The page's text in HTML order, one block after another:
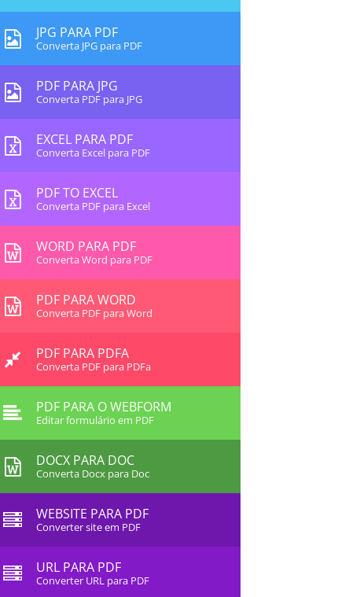
JPG PARA PDF
Converta JPG para PDF
PDF PARA JPG
Converta PDF para JPG
EXCEL PARA PDF
Converta Excel para PDF
PDF TO EXCEL
Converta PDF para Excel
WORD PARA PDF
Converta Word para PDF
PDF PARA WORD
Converta PDF para Word
PDF PARA PDFA
Converta PDF para PDFa
PDF PARA O WEBFORM
Editar formulário em PDF
DOCX PARA DOC
Converta Docx para Doc
WEBSITE PARA PDF
Converter site em PDF
URL PARA PDF
Converter URL para PDF